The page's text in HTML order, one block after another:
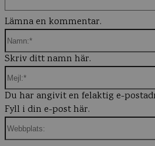
Lämna en kommentar.
Skriv ditt namn här.
Du har angivit en felaktig e-
Fyll i din e-post här.